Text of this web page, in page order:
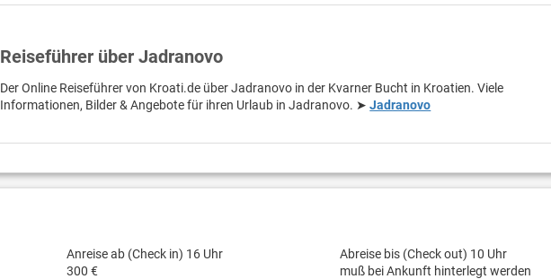
Reiseführer über Jadranovo
Der Online Reiseführer von Kroati.de über Jadranovo in der Kvarner Bucht in Kroatien. Viele
Informationen, Bilder & Angebote für ihren Urlaub in Jadranovo. ➤Jadranovo
Anreise ab (Check in) 16 Uhr
Abreise bis (Check out) 10 Uhr
300 €
muß bei Ankunft hinterlegt werden